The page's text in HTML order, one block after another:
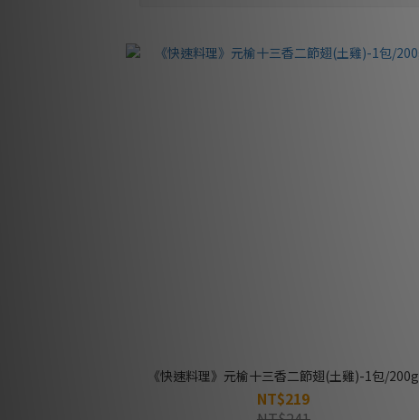
《快速料理》元榆十三香二節翅(土雞)-1包/200g
NT$219